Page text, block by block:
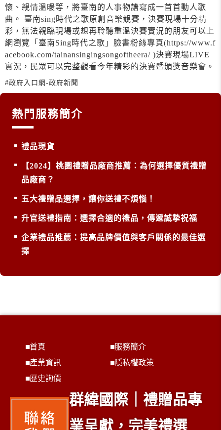
懷、親情溫暖等，將臺南的人事物譜寫成一首首動人歌
曲。 臺南sing時代之歌原創音樂競賽，決賽現場十分精
彩，無法親臨現場或想再聆聽重溫決賽實況的朋友可以上
網瀏覽「臺南Sing時代之歌」臉書粉絲專頁(https://www.f
acebook.com/tainansingingsongoftheera/ )決賽現場LIVE
實況，民眾可以完整觀看今年精彩的決賽暨頒獎音樂會。
#政府入口網-政府新聞
熱門服務簡介
禮品現貨
【2024】桃園禮贈品廠商推薦：為何選擇優質禮贈
品廠商？
五大禮贈品選擇，讓你送禮不煩惱！
升官送禮指南：選擇合適的禮品，傳遞誠摯祝福
企業禮品推薦：提高品牌價值與客戶關係的最佳選
擇
首頁
服務簡介
產業資訊
隱私權政策
歷史詢價
群緯國際｜禮贈品專
業呈獻，完美禮選